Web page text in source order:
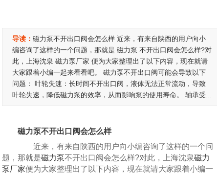
导读：磁力泵不开出口阀会怎么样 近来，有来自陕西的用户向小
编咨询了这样的一个问题，那就是 磁力泵 不开出口阀会怎么样?对
此，上海沈泉 磁力泵厂家 便为大家整理出了以下内容，现在就请
大家跟着小编一起来看看吧。 磁力泵不开出口阀可能会导致以下
问题： 叶轮失速：长时间不开出口阀，液体无法正常流动，导致
叶轮失速，降低磁力泵的效率，从而影响泵的使用寿命。 轴承受...
磁力泵不开出口阀会怎么样
近来，有来自陕西的用户向小编咨询了这样的一个问
题，那就是磁力泵不开出口阀会怎么样?对此，上海沈泉磁力
泵厂家便为大家整理出了以下内容，现在就请大家跟着小编一